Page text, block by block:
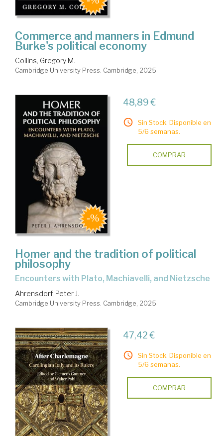
Commerce and manners in Edmund
Burke's political economy
Collins, Gregory M.
Cambridge University Press. Cambridge, 2025
48,89 €
Sin Stock. Disponible en
5/6 semanas.
COMPRAR
Homer and the tradition of political
philosophy
encounters with Plato, Machiavelli, and Nietzsche
Ahrensdorf, Peter J.
Cambridge University Press. Cambridge, 2025
47,42 €
Sin Stock. Disponible en
5/6 semanas.
COMPRAR